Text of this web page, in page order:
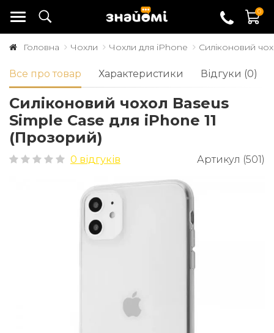
0
Головна Чохли Чохли для iPhone Силіконовий
Все про товар Характеристики Відгуки (0)
Силіконовий чохол Baseus
Simple Case для iPhone 11
(Прозорий)
0 відгуків Артикул (501)